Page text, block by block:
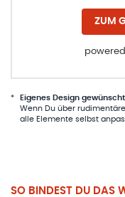
ZUM
*
Eigenes Design
Wenn Du über
alle Elemente selbst
SO BINDEST DU DAS